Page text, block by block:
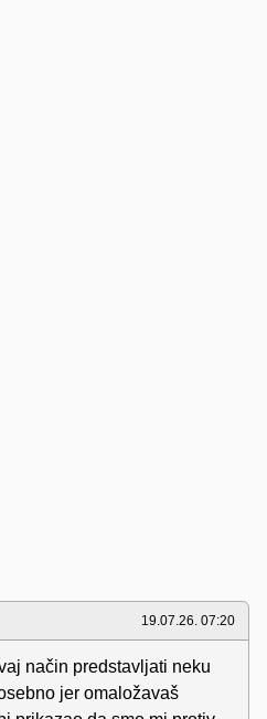
19.07.26. 07:20
način predstavljati neku
jer omaložavaš